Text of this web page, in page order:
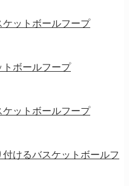
ケットボールフープ
ボールフープ
ットボールフープ
けるバスケットボールフ